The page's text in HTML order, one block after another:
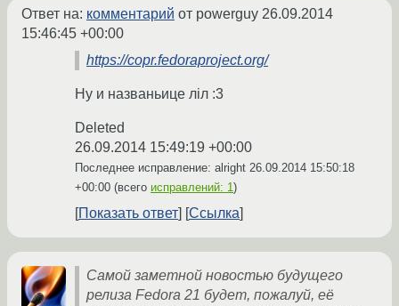
Ответ на: комментарий от powerguy 26.09.2014
15:46:45 +00:00
https://copr.fedoraproject.org/
Ну и названьице лiл :3
Deleted
26.09.2014 15:49:19 +00:00
Последнее исправление: alright 26.09.2014 15:50:18
+00:00 (всего исправлений: 1)
Показать ответ Ссылка
Самой заметной новостью будущего
релиза Fedora 21 будет, пожалуй, её